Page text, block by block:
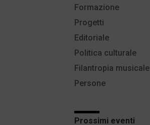
Editoriale
Persone
Progetti
Politica culturale
Filantropia musicale
Formazione
Prossimi eventi